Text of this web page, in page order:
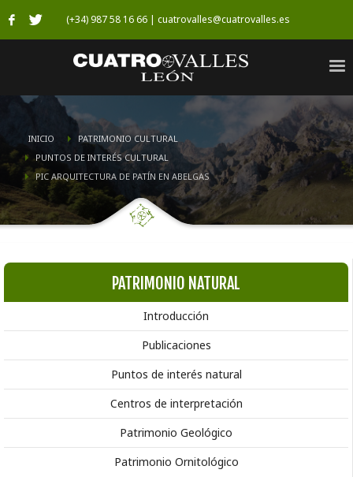
(+34) 987 58 16 66 | cuatrovalles@cuatrovalles.es
INICIO
PATRIMONIO CULTURAL
PUNTOS DE INTERÉS CULTURAL
PIC ARQUITECTURA DE PATÍN EN ABELGAS
PATRIMONIO NATURAL
Introducción
Publicaciones
Puntos de interés natural
Centros de interpretación
Patrimonio Geológico
Patrimonio Ornitológico